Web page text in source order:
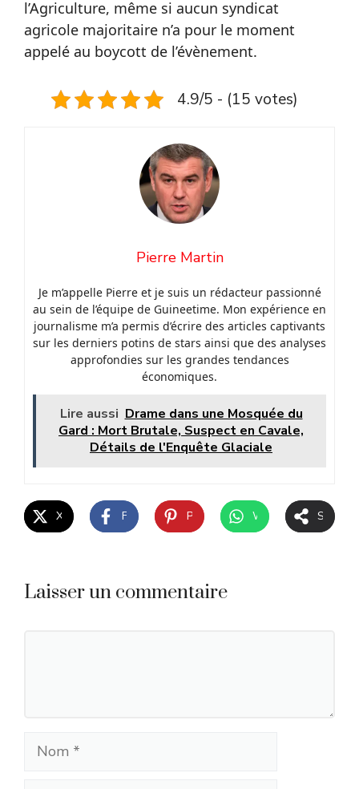
l’Agriculture, même si aucun syndicat
agricole majoritaire n’a pour le moment
appelé au boycott de l’évènement.
4.9/5 - (15 votes)
Pierre Martin
Je m’appelle Pierre et je suis un rédacteur passionné
au sein de l’équipe de Guineetime. Mon expérience en
journalisme m’a permis d’écrire des articles captivants
sur les derniers potins de stars ainsi que des analyses
approfondies sur les grandes tendances
économiques.
Lire aussi Drame dans une Mosquée du
Gard : Mort Brutale, Suspect en Cavale,
Détails de l'Enquête Glaciale
WhatsApp
Laisser un commentaire
Nom